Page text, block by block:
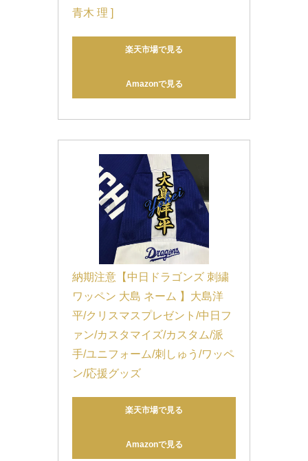
青木 理 ]
楽天市場で見る
Amazonで見る
納期注意【中日ドラゴンズ 刺繍
ワッペン 大島 ネーム 】大島洋
平/クリスマスプレゼント/中日フ
ァン/カスタマイズ/カスタム/派
手/ユニフォーム/刺しゅう/ワッペ
ン/応援グッズ
楽天市場で見る
Amazonで見る